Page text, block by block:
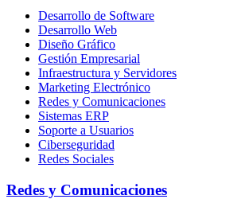
Desarrollo de Software
Desarrollo Web
Diseño Gráfico
Gestión Empresarial
Infraestructura y Servidores
Marketing Electrónico
Redes y Comunicaciones
Sistemas ERP
Soporte a Usuarios
Ciberseguridad
Redes Sociales
Redes y Comunicaciones